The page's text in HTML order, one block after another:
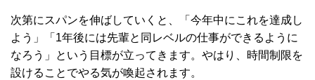
次第にスパンを伸ばしていくと、「今年中にこれを達成し
よう」「1年後には先輩と同レベルの仕事ができるように
なろう」という目標が立ってきます。やはり、時間制限を
設けることでやる気が喚起されます。